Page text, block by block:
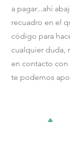
a pagar...ahí
recuadro en el
código para
cualquier duda,
en contacto
te podemos